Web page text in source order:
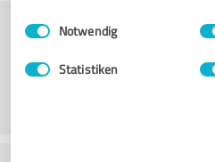
Impressum
Einwilligungsauswahl
Notwendig
Statistiken